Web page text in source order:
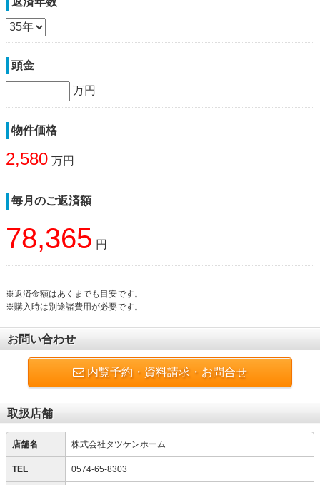
頭金
万円
物件価格
2,580 万円
毎月のご返済額
78,365 円
※返済金額はあくまでも目安です。
※購入時は別途諸費用が必要です。
お問い合わせ
内覧予約・資料請求・お問合せ
取扱店舗
店舗名 株式会社タツケンホーム
TEL 0574-65-8303